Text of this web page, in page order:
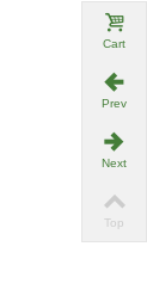
Cart
Prev
Next
Top